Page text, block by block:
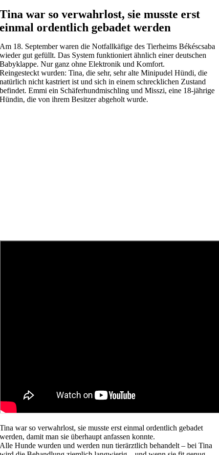
Tina war so verwahrlost, sie musste erst
einmal ordentlich gebadet werden
Am 18. September waren die Notfallkäfige des Tierheims Békéscsaba
wieder gut gefüllt. Das System funktioniert ähnlich einer deutschen
Babyklappe. Nur ganz ohne Elektronik und Komfort.
Reingesteckt wurden: Tina, die sehr, sehr alte Minipudel Hündi, die
natürlich nicht kastriert ist und sich in einem schrecklichen Zustand
befindet. Emmi ein Schäferhundmischling und Misszi, eine 18-jährige
Hündin, die von ihrem Besitzer abgeholt wurde.
Tina war so verwahrlost, sie musste erst einmal ordentlich gebadet
werden, damit man sie überhaupt anfassen konnte.
Alle Hunde wurden und werden nun tierärztlich behandelt – bei Tina